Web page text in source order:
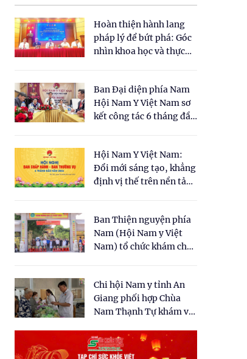
Hoàn thiện hành lang
pháp lý để bứt phá: Góc
nhìn khoa học và thực
cho Luật Y dược cổ
truyền Việt Nam"
Ban Đại diện phía Nam
Hội Nam Y Việt Nam sơ
kết công tác 6 tháng đầu
Hội Nam Y Việt Nam:
Đổi mới sáng tạo, khẳng
định vị thế trên nền tảng
Ban Thiện nguyện phía
Nam (Hội Nam y Việt
Nam) tổ chức khám chữa
dân tại xã Tân Tập
Chi hội Nam y tỉnh An
Giang phối hợp Chùa
Nam Thạnh Tự khám và
nhân dân